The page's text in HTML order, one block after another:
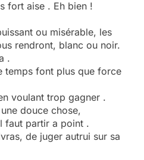
fort aise . Eh bien !
ou misérable, les
rendront, blanc ou noir.
.
temps font plus que force
voulant trop gagner .
douce chose,
faut partir a point .
de juger autrui sur sa